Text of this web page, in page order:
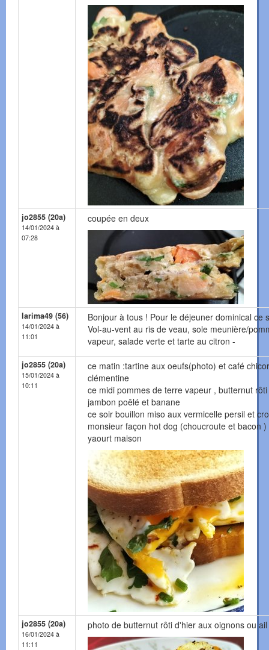
jo2855 (20a)
14/01/2024 à
07:28
coupée en deux
larima49 (56)
14/01/2024 à
11:01
Bonjour à tous ! Pour le déjeuner dominical ce
Vol-au-vent au ris de veau, sole meunière/
vapeur, salade verte et tarte au citron -
jo2855 (20a)
15/01/2024 à
10:11
ce matin :tartine aux oeufs(photo) et café
clémentine
ce midi pommes de terre vapeur , butternut
jambon poêlé et banane
ce soir bouillon miso aux vermicelle persil et
monsieur façon hot dog (choucroute et bacon )
yaourt maison
jo2855 (20a)
16/01/2024 à
11:11
photo de butternut rôti d'hier aux oignons ou ail